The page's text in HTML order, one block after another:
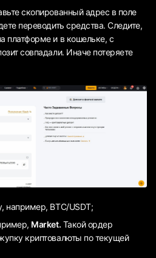
скопированный адрес в поле
переводить средства. Следите,
платформе и в кошельке, с
совпадали. Иначе потеряете
например, ВTC/USDT;
Market. Такой ордер
криптовалюты по текущей